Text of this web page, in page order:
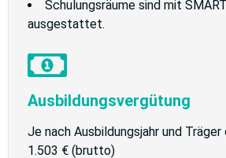
Schulungsräume sind mit
ausgestattet.
Ausbildungsvergütung
Je nach Ausbildungsjahr und Träger
1.503 € (brutto)